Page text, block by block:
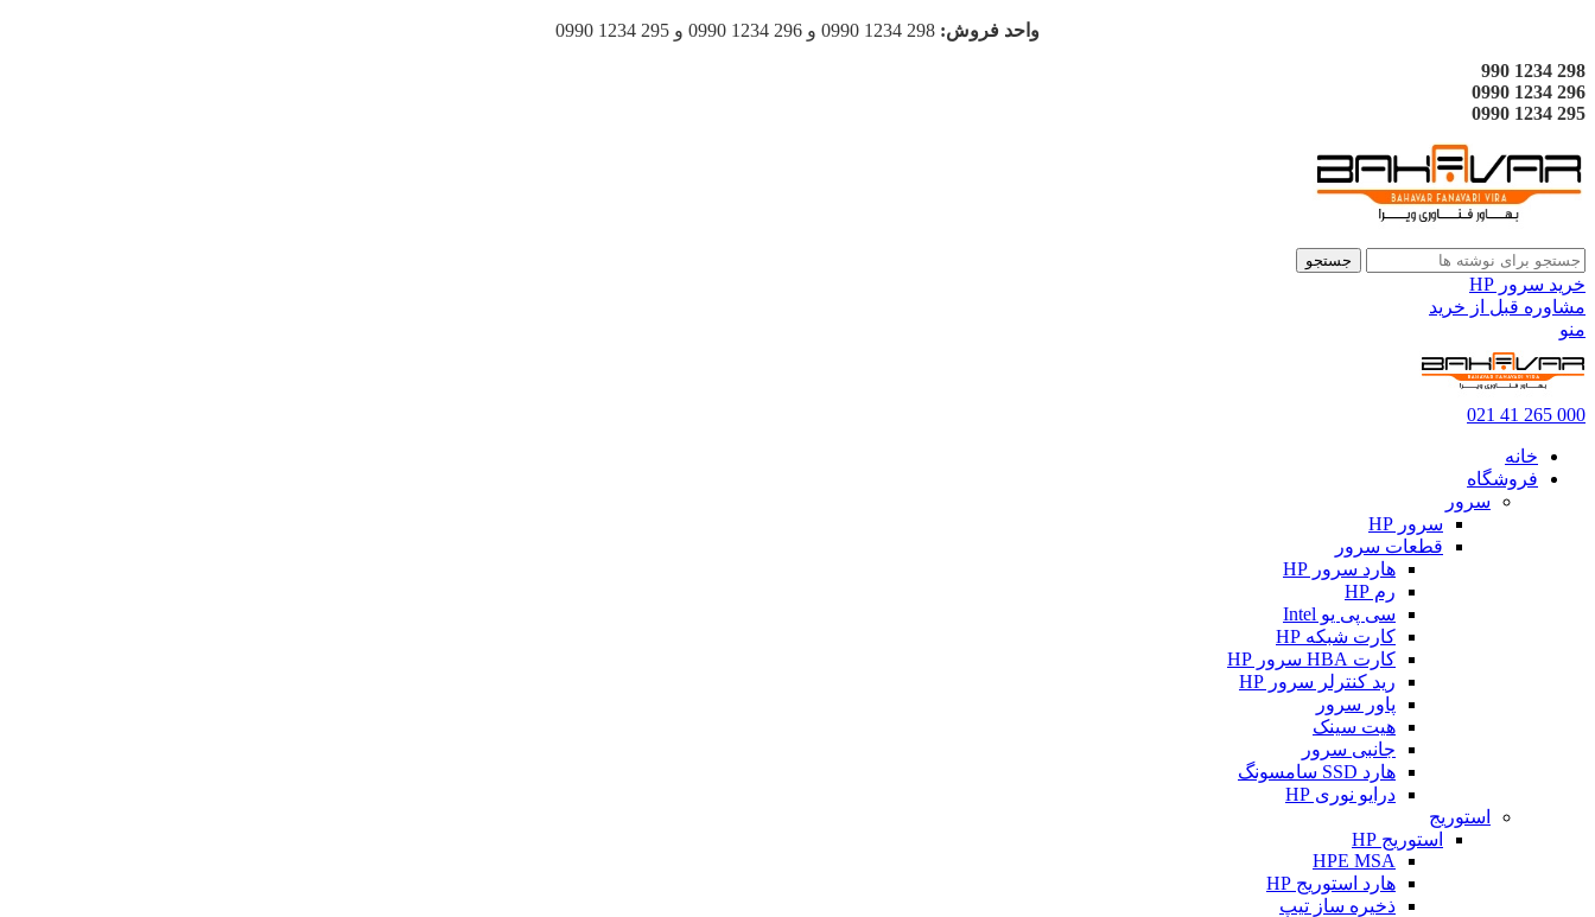
واحد فروش:
298 1234 990
296 1234 0990
295 1234 0990
جستجو
خرید سرور HP
مشاوره قبل از خرید
منو
000 265 41 021
خانه
فروشگاه
سرور
سرور HP
قطعات سرور
هارد سرور HP
رم HP
سی پی یو Intel
کارت شبکه HP
کارت HBA سرور HP
رید کنترلر سرور HP
پاور سرور
هیت سینک
جانبی سرور
هارد SSD سامسونگ
درایو نوری HP
استوریج
استوریج HP
HPE MSA
هارد استوریج HP
ذخیره ساز تیپ